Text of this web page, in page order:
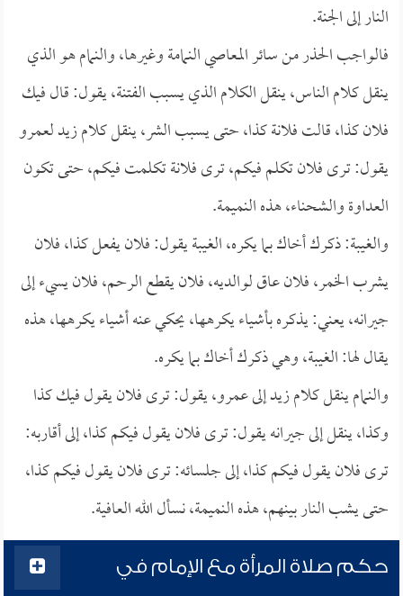
النار إلى الجنة.
فالواجب الحذر من سائر المعاصي النمامة وغيرها، والنمام هو الذي
ينقل كلام الناس، ينقل الكلام الذي يسبب الفتنة، يقول: قال فيك
فلان كذا، قالت فلانة كذا، حتى يسبب الشر، ينقل كلام زيد لعمرو
يقول: ترى فلان تكلم فيكم، ترى فلانة تكلمت فيكم، حتى تكون
العداوة والشحناء، هذه النميمة.
والغيبة: ذكرك أخاك بما يكره، الغيبة يقول: فلان يفعل كذا، فلان
يشرب الخمر، فلان عاق لوالديه، فلان يقطع الرحم، فلان يسيء إلى
جيرانه، يعني: يذكره بأشياء يكرهها، يحكي عنه أشياء يكرهها، هذه
يقال لها: الغيبة، وهي ذكرك أخاك بما يكره.
والنمام ينقل كلام زيد إلى عمرو، يقول: ترى فلان يقول فيك كذا
وكذا، ينقل إلى جيرانه يقول: ترى فلان يقول فيكم كذا، إلى أقاربه:
ترى فلان يقول فيكم كذا، إلى جلسائه: ترى فلان يقول فيكم كذا،
حتى يشب النار بينهم، هذه النميمة، نسأل الله العافية.
حكم صلاة المرأة مع الإمام في